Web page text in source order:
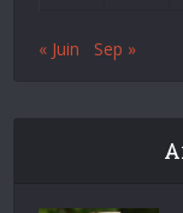
« Juin Sep »